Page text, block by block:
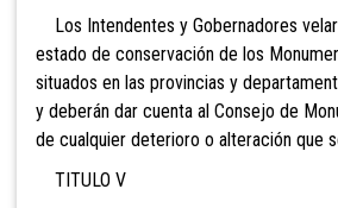
Los Intendentes y Gobernadores
estado de conservación de los
situados en las provincias y
y deberán dar cuenta al Consejo de
de cualquier deterioro o alteración que
TITULO V